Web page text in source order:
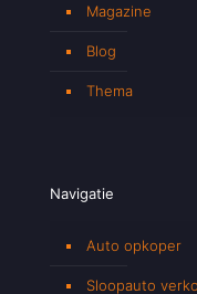
Magazine
Blog
Thema
Navigatie
Auto opkoper
Sloopauto